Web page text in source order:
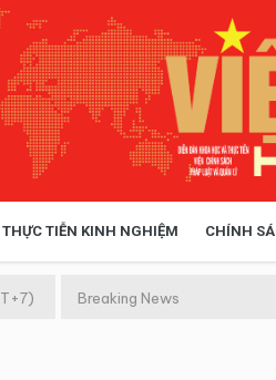
THỰC TIỄN KINH NGHIỆM CHÍNH
Breaking News